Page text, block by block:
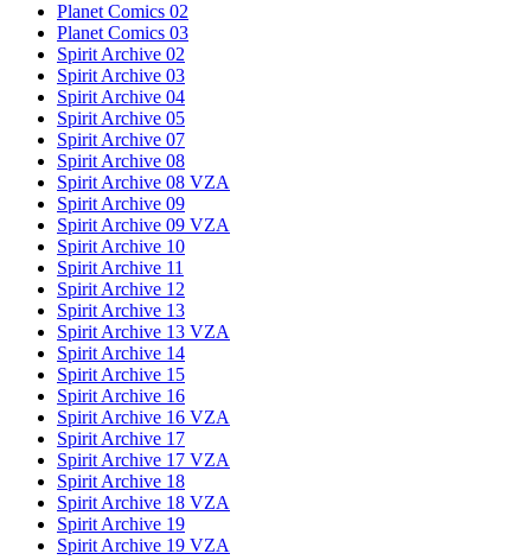
Planet Comics 02
Planet Comics 03
Spirit Archive 02
Spirit Archive 03
Spirit Archive 04
Spirit Archive 05
Spirit Archive 07
Spirit Archive 08
Spirit Archive 08 VZA
Spirit Archive 09
Spirit Archive 09 VZA
Spirit Archive 10
Spirit Archive 11
Spirit Archive 12
Spirit Archive 13
Spirit Archive 13 VZA
Spirit Archive 14
Spirit Archive 15
Spirit Archive 16
Spirit Archive 16 VZA
Spirit Archive 17
Spirit Archive 17 VZA
Spirit Archive 18
Spirit Archive 18 VZA
Spirit Archive 19
Spirit Archive 19 VZA